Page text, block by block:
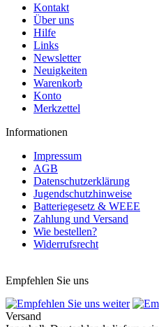
Kontakt
Über uns
Hilfe
Links
Newsletter
Neuigkeiten
Warenkorb
Konto
Merkzettel
Informationen
Impressum
AGB
Datenschutzerklärung
Jugendschutzhinweise
Batteriegesetz & WEEE
Zahlung und Versand
Wie bestellen?
Widerrufsrecht
Empfehlen Sie uns
Versand